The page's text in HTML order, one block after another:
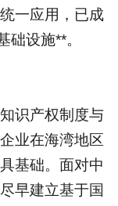
一应用，已成
础设施**。
识产权制度与
业在海湾地区
基础。面对中
早建立基于国